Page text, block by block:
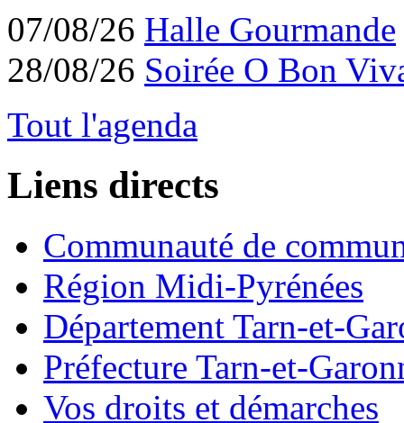
07/08/26 Halle Gourmande
28/08/26 Soirée O Bon
Tout l'agenda
Liens directs
Communauté de
Région Midi-Pyrénées
Département Tarn-et-
Préfecture Tarn-et-
Vos droits et démarches